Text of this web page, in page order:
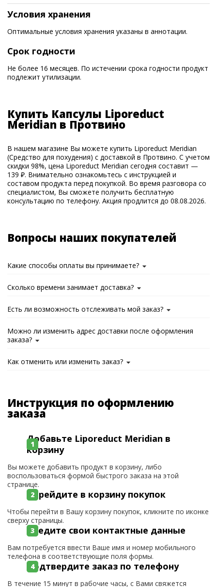
Условия хранения
Оптимальные условия хранения указаны в аннотации.
Срок годности
Не более 16 месяцев. По истечении срока годности продукт
подлежит утилизации.
Купить Капсулы Liporeduct
Meridian в Протвино
В нашем магазине Вы можете купить Liporeduct Meridian
(Средство для похудения) с доставкой в Протвино. С учетом
скидки 98%, цена Liporeduct Meridian сегодня составит —
139 ₽. Внимательно ознакомьтесь с инструкцией и
составом продукта перед покупкой. Во время разговора со
специалистом, Вы сможете получить бесплатную
консультацию по телефону. Акция продлится до 08.08.2026.
Вопросы наших покупателей
Какие способы оплаты вы принимаете?
Сколько времени занимает доставка?
Есть ли возможность отслеживать мой заказ?
Можно ли изменить адрес доставки после оформления
заказа?
Как отменить или изменить заказ?
Инструкция по оформлению
заказа
Добавьте Liporeduct Meridian в
корзину
Вы можете добавить продукт в корзину, либо
воспользоваться формой быстрого заказа на этой
странице.
Перейдите в корзину покупок
Чтобы перейти в Вашу корзину покупок, кликните по иконке
сверху страницы.
Введите свои контактные данные
Вам потребуется ввести Ваше имя и номер мобильного
телефона в соответствующие поля формы.
Подтвердите заказ по телефону
В течение 15 минут в рабочие часы, с Вами свяжется